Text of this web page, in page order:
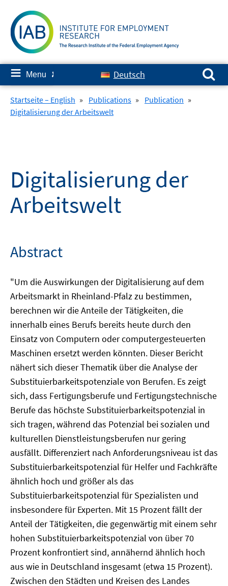
content
≡ Menu ✘ Deutsch
Search for:
Startseite – English » Publications » Publication »
Digitalisierung der Arbeitswelt
Digitalisierung der
Arbeitswelt
Abstract
"Um die Auswirkungen der Digitalisierung auf dem
Arbeitsmarkt in Rheinland-Pfalz zu bestimmen,
berechnen wir die Anteile der Tätigkeiten, die
innerhalb eines Berufs bereits heute durch den
Einsatz von Computern oder computergesteuerten
Maschinen ersetzt werden könnten. Dieser Bericht
nähert sich dieser Thematik über die Analyse der
Substituierbarkeitspotenziale von Berufen. Es zeigt
sich, dass Fertigungsberufe und Fertigungstechnische
Berufe das höchste Substituierbarkeitspotenzial in
sich tragen, während das Potenzial bei sozialen und
kulturellen Dienstleistungsberufen nur gering
ausfällt. Differenziert nach Anforderungsniveau ist das
Substituierbarkeitspotenzial für Helfer und Fachkräfte
ähnlich hoch und größer als das
Substituierbarkeitspotenzial für Spezialisten und
insbesondere für Experten. Mit 15 Prozent fällt der
Anteil der Tätigkeiten, die gegenwärtig mit einem sehr
hohen Substituierbarkeitspotenzial von über 70
Prozent konfrontiert sind, annähernd ähnlich hoch
aus wie in Deutschland insgesamt (etwa 15 Prozent).
Zwischen den Städten und Kreisen des Landes